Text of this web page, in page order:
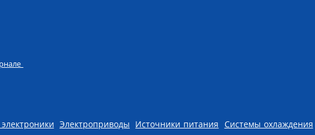
Электроприводы Источники питания Системы охлаждения